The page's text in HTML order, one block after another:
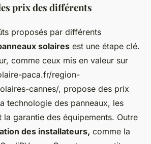
prix des différents
proposés par différents
solaires est une étape clé.
comme ceux mis en valeur sur
paca.fr/region-
cannes/, propose des prix
technologie des panneaux, les
la garantie des équipements. Outre
des installateurs, comme la